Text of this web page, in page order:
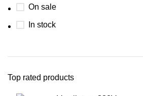
On sale
In stock
Top rated products